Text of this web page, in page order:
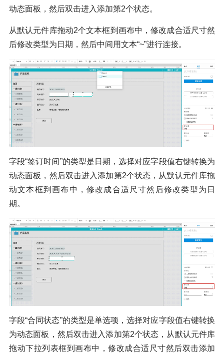
动态面板，然后双击进入添加第2个状态。
从默认元件库拖动2个文本框到画布中，修改成合适尺寸然
后修改类型为日期，然后中间用文本“~”进行连接。
字段“签订时间”的类型是日期，选择对应字段值右键转换为
动态面板，然后双击进入添加第2个状态，从默认元件库拖
动文本框到画布中，修改成合适尺寸然后修改类型为日
期。
字段“合同状态”的类型是单选项，选择对应字段值右键转换
为动态面板，然后双击进入添加第2个状态，从默认元件库
拖动下拉列表框到画布中，修改成合适尺寸然后双击添加